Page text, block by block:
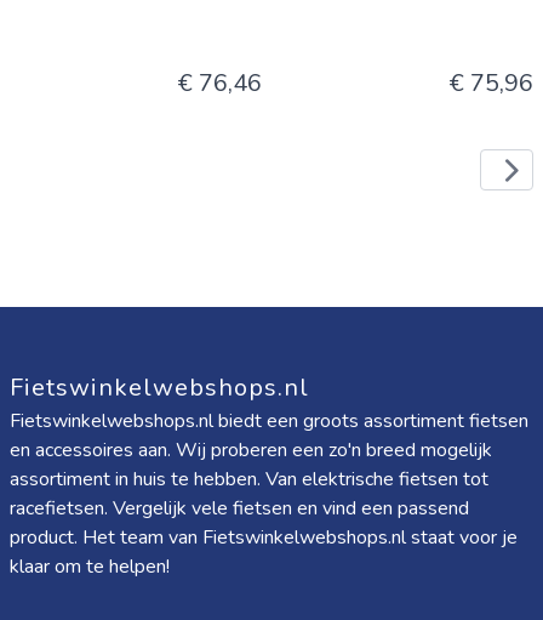
€ 76,46 € 75,96
Fietswinkelwebshops.nl
Fietswinkelwebshops.nl biedt een groots assortiment fietsen
en accessoires aan. Wij proberen een zo'n breed mogelijk
assortiment in huis te hebben. Van elektrische fietsen tot
racefietsen. Vergelijk vele fietsen en vind een passend
product. Het team van Fietswinkelwebshops.nl staat voor je
klaar om te helpen!